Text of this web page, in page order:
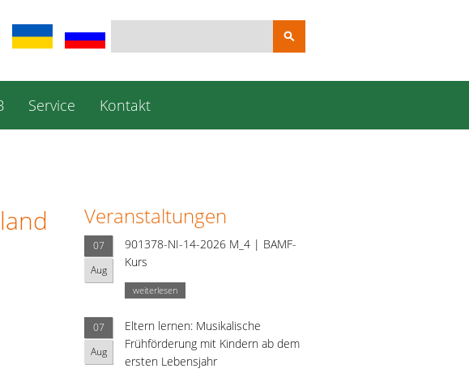
Suchbegriffe
Service Kontakt
Veranstaltungen
07
Aug
901378-NI-14-2026 M_4 | BAMF-
Kurs
weiterlesen
07
Aug
Eltern lernen: Musikalische
Frühförderung mit Kindern ab dem
ersten Lebensjahr